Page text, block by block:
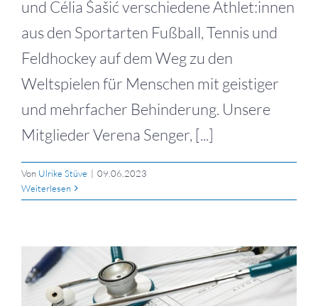
und Célia Šašić verschiedene Athlet:innen
aus den Sportarten Fußball, Tennis und
Feldhockey auf dem Weg zu den
Weltspielen für Menschen mit geistiger
und mehrfacher Behinderung. Unsere
Mitglieder Verena Senger, [...]
Von Ulrike Stüve | 09.06.2023
Weiterlesen